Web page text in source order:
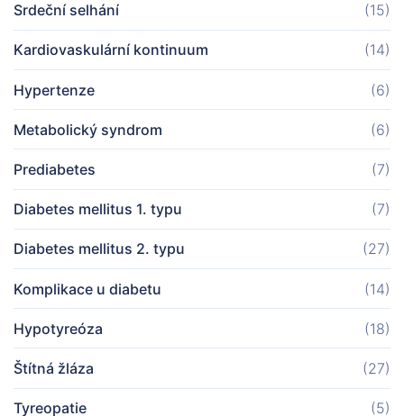
Srdeční selhání (15)
Kardiovaskulární kontinuum (14)
Hypertenze (6)
Metabolický syndrom (6)
Prediabetes (7)
Diabetes mellitus 1. typu (7)
Diabetes mellitus 2. typu (27)
Komplikace u diabetu (14)
Hypotyreóza (18)
Štítná žláza (27)
Tyreopatie (5)